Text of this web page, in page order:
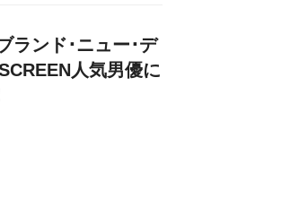
ランド･ニュー･デ
人気男優に